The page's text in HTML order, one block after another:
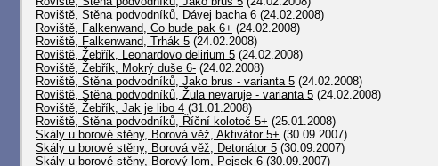
Roviště, Stěna podvodníků, Dávej bacha 6 (24.02.2008)
Roviště, Falkenwand, Co bude pak 6+ (24.02.2008)
Roviště, Falkenwand, Trhák 5 (24.02.2008)
Roviště, Žebřík, Leonardovo delirium 5 (24.02.2008)
Roviště, Žebřík, Mokrý duše 6- (24.02.2008)
Roviště, Stěna podvodníků, Jako brus - varianta 5 (24.02.2008)
Roviště, Stěna podvodníků, Žula nevaruje - varianta 5 (24.02.2008)
Roviště, Žebřík, Jak je libo 4 (31.01.2008)
Roviště, Stěna podvodníků, Říční kolotoč 5+ (25.01.2008)
Skály u borové stěny, Borová věž, Aktivátor 5+ (30.09.2007)
Skály u borové stěny, Borová věž, Detonátor 5 (30.09.2007)
Skály u borové stěny, Borový lom, Pejsek 6 (30.09.2007)